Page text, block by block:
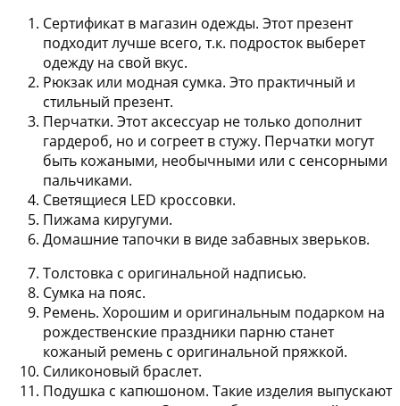
Сертификат в магазин одежды. Этот презент
подходит лучше всего, т.к. подросток выберет
одежду на свой вкус.
Рюкзак или модная сумка. Это практичный и
стильный презент.
Перчатки. Этот аксессуар не только дополнит
гардероб, но и согреет в стужу. Перчатки могут
быть кожаными, необычными или с сенсорными
пальчиками.
Светящиеся LED кроссовки.
Пижама киругуми.
Домашние тапочки в виде забавных зверьков.
Толстовка с оригинальной надписью.
Сумка на пояс.
Ремень. Хорошим и оригинальным подарком на
рождественские праздники парню станет
кожаный ремень с оригинальной пряжкой.
Силиконовый браслет.
Подушка с капюшоном. Такие изделия выпускают